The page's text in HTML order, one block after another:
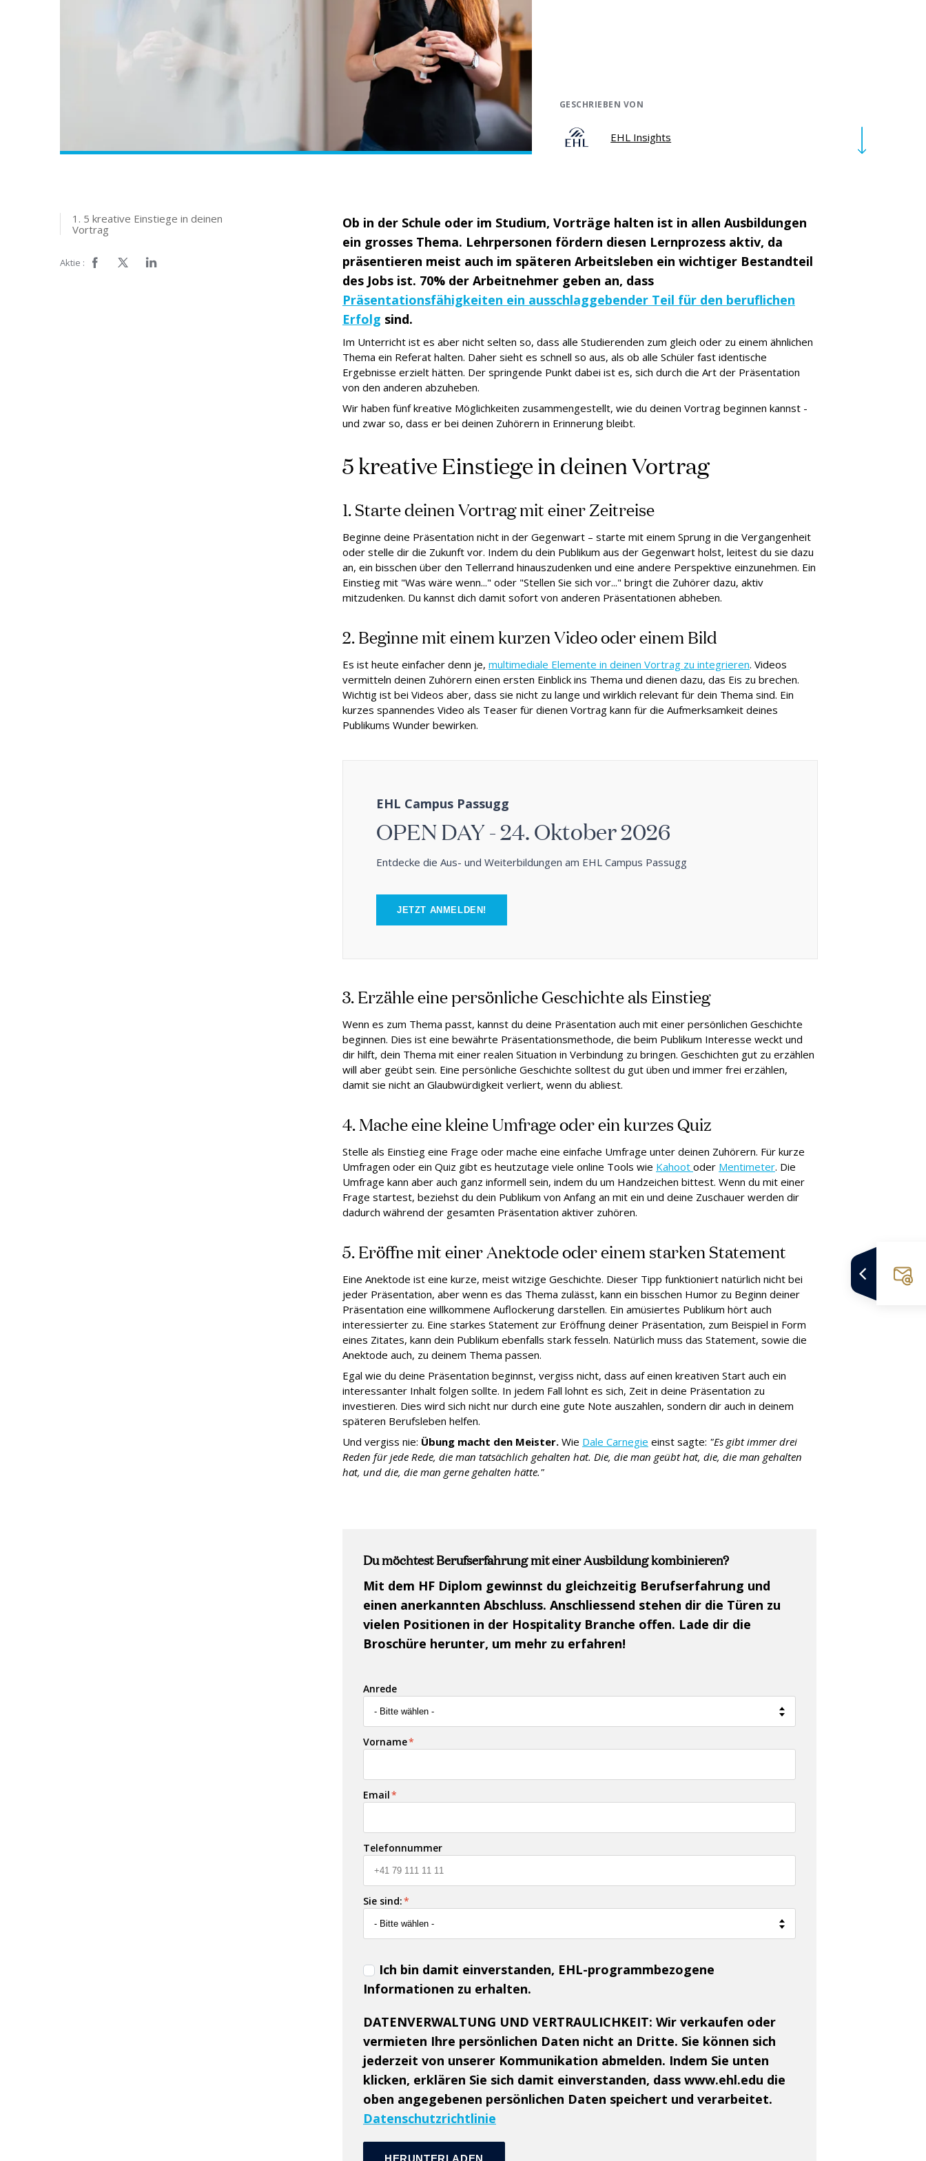
GESCHRIEBEN VON
EHL Insights
1. 5 kreative Einstiege in deinen
Vortrag
Aktie :
Ob in der Schule oder im Studium, Vorträge halten ist in allen Ausbildungen
ein grosses Thema. Lehrpersonen fördern diesen Lernprozess aktiv, da
präsentieren meist auch im späteren Arbeitsleben ein wichtiger Bestandteil
des Jobs ist. 70% der Arbeitnehmer geben an, dass
Präsentationsfähigkeiten ein ausschlaggebender Teil für den beruflichen
Erfolg sind.
Im Unterricht ist es aber nicht selten so, dass alle Studierenden zum gleich oder zu einem ähnlichen
Thema ein Referat halten. Daher sieht es schnell so aus, als ob alle Schüler fast identische
Ergebnisse erzielt hätten. Der springende Punkt dabei ist es, sich durch die Art der Präsentation
von den anderen abzuheben.
Wir haben fünf kreative Möglichkeiten zusammengestellt, wie du deinen Vortrag beginnen kannst -
und zwar so, dass er bei deinen Zuhörern in Erinnerung bleibt.
5 kreative Einstiege in deinen Vortrag
1. Starte deinen Vortrag mit einer Zeitreise
Beginne deine Präsentation nicht in der Gegenwart – starte mit einem Sprung in die Vergangenheit
oder stelle dir die Zukunft vor. Indem du dein Publikum aus der Gegenwart holst, leitest du sie dazu
an, ein bisschen über den Tellerrand hinauszudenken und eine andere Perspektive einzunehmen. Ein
Einstieg mit "Was wäre wenn..." oder "Stellen Sie sich vor..." bringt die Zuhörer dazu, aktiv
mitzudenken. Du kannst dich damit sofort von anderen Präsentationen abheben.
2. Beginne mit einem kurzen Video oder einem Bild
Es ist heute einfacher denn je, multimediale Elemente in deinen Vortrag zu integrieren. Videos
vermitteln deinen Zuhörern einen ersten Einblick ins Thema und dienen dazu, das Eis zu brechen.
Wichtig ist bei Videos aber, dass sie nicht zu lange und wirklich relevant für dein Thema sind. Ein
kurzes spannendes Video als Teaser für dienen Vortrag kann für die Aufmerksamkeit deines
Publikums Wunder bewirken.
EHL Campus Passugg
OPEN DAY - 24. Oktober 2026
Entdecke die Aus- und Weiterbildungen am EHL Campus Passugg
JETZT ANMELDEN!
3. Erzähle eine persönliche Geschichte als Einstieg
Wenn es zum Thema passt, kannst du deine Präsentation auch mit einer persönlichen Geschichte
beginnen. Dies ist eine bewährte Präsentationsmethode, die beim Publikum Interesse weckt und
dir hilft, dein Thema mit einer realen Situation in Verbindung zu bringen. Geschichten gut zu erzählen
will aber geübt sein. Eine persönliche Geschichte solltest du gut üben und immer frei erzählen,
damit sie nicht an Glaubwürdigkeit verliert, wenn du abliest.
4. Mache eine kleine Umfrage oder ein kurzes Quiz
Stelle als Einstieg eine Frage oder mache eine einfache Umfrage unter deinen Zuhörern. Für kurze
Umfragen oder ein Quiz gibt es heutzutage viele online Tools wie Kahoot oder Mentimeter. Die
Umfrage kann aber auch ganz informell sein, indem du um Handzeichen bittest. Wenn du mit einer
Frage startest, beziehst du dein Publikum von Anfang an mit ein und deine Zuschauer werden dir
dadurch während der gesamten Präsentation aktiver zuhören.
5. Eröffne mit einer Anektode oder einem starken Statement
Eine Anektode ist eine kurze, meist witzige Geschichte. Dieser Tipp funktioniert natürlich nicht bei
jeder Präsentation, aber wenn es das Thema zulässt, kann ein bisschen Humor zu Beginn deiner
Präsentation eine willkommene Auflockerung darstellen. Ein amüsiertes Publikum hört auch
interessierter zu. Eine starkes Statement zur Eröffnung deiner Präsentation, zum Beispiel in Form
eines Zitates, kann dein Publikum ebenfalls stark fesseln. Natürlich muss das Statement, sowie die
Anektode auch, zu deinem Thema passen.
Egal wie du deine Präsentation beginnst, vergiss nicht, dass auf einen kreativen Start auch ein
interessanter Inhalt folgen sollte. In jedem Fall lohnt es sich, Zeit in deine Präsentation zu
investieren. Dies wird sich nicht nur durch eine gute Note auszahlen, sondern dir auch in deinem
späteren Berufsleben helfen.
Und vergiss nie: Übung macht den Meister. Wie Dale Carnegie einst sagte: "Es gibt immer drei
Reden für jede Rede, die man tatsächlich gehalten hat. Die, die man geübt hat, die, die man gehalten
hat, und die, die man gerne gehalten hätte."
Du möchtest Berufserfahrung mit einer Ausbildung kombinieren?
Mit dem HF Diplom gewinnst du gleichzeitig Berufserfahrung und
einen anerkannten Abschluss. Anschliessend stehen dir die Türen zu
vielen Positionen in der Hospitality Branche offen. Lade dir die
Broschüre herunter, um mehr zu erfahren!
Anrede
Vorname*
Email*
Telefonnummer
Sie sind:*
Ich bin damit einverstanden, EHL-programmbezogene
Informationen zu erhalten.
DATENVERWALTUNG UND VERTRAULICHKEIT: Wir verkaufen oder
vermieten Ihre persönlichen Daten nicht an Dritte. Sie können sich
jederzeit von unserer Kommunikation abmelden. Indem Sie unten
klicken, erklären Sie sich damit einverstanden, dass www.ehl.edu die
oben angegebenen persönlichen Daten speichert und verarbeitet.
Datenschutzrichtlinie